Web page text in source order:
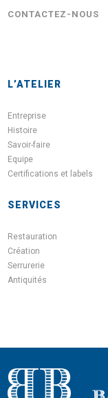
CONTACTEZ-NOUS
L’ATELIER
Entreprise
Histoire
Savoir-faire
Equipe
Certifications et labels
SERVICES
Restauration
Création
Serrurerie
Antiquités